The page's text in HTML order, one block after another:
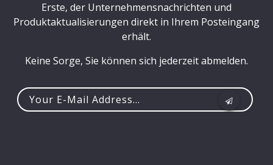
Erste, der Unternehmensnachrichten und
Produktaktualisierungen direkt in Ihrem Posteingang
erhält.
Keine Sorge, Sie können sich jederzeit abmelden.